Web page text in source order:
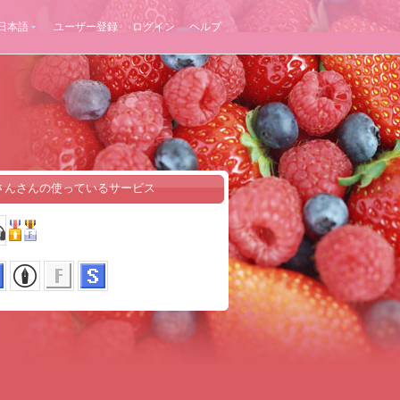
本語 ユーザー登録 ログイン ヘルプ
んさんの使っているサービス